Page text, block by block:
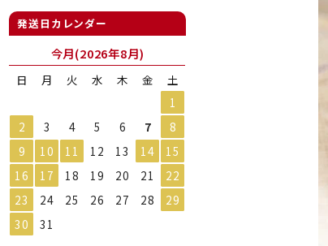
発送日カレンダー
今月(2026年8月)
日 月 火 水 木 金
土
1
2
3 4 5 6 7
8
9
10 11 12 13 14
15
16
17 18 19 20 21
22
23
24 25 26 27 28
29
30
31